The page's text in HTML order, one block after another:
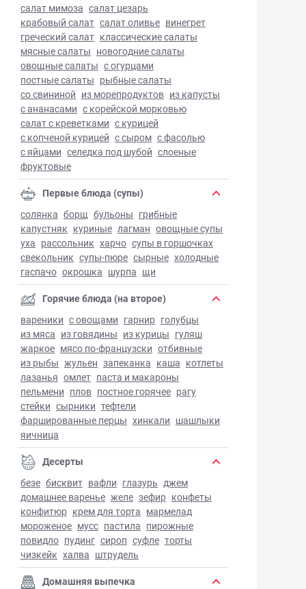
салат мимоза салат цезарь
крабовый салат салат оливье винегрет
греческий салат классические салаты
мясные салаты новогодние салаты
овощные салаты с огурцами
постные салаты рыбные салаты
со свининой из морепродуктов из капусты
с ананасами с корейской морковью
салат с креветками с курицей
с копченой курицей с сыром с фасолью
с яйцами селедка под шубой слоеные
фруктовые
Первые блюда (супы)
солянка борщ бульоны грибные
капустняк куриные лагман овощные супы
уха рассольник харчо супы в горшочках
свекольник супы-пюре сырные холодные
гаспачо окрошка шурпа щи
Горячие блюда (на второе)
вареники с овощами гарнир голубцы
из мяса из говядины из курицы гуляш
жаркое мясо по-французски отбивные
из рыбы жульен запеканка каша котлеты
лазанья омлет паста и макароны
пельмени плов постное горячее рагу
стейки сырники тефтели
фаршированные перцы хинкали шашлыки
яичница
Десерты
безе бисквит вафли глазурь джем
домашнее варенье желе зефир конфеты
конфитюр крем для торта мармелад
мороженое мусс пастила пирожные
повидло пудинг сироп суфле торты
чизкейк халва штрудель
Домашняя выпечка